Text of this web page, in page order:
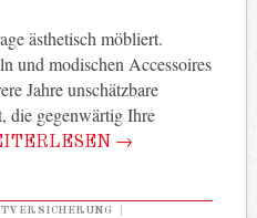
ästhetisch möbliert.
und modischen Accessoires
Jahre unschätzbare
die gegenwärtig Ihre
→